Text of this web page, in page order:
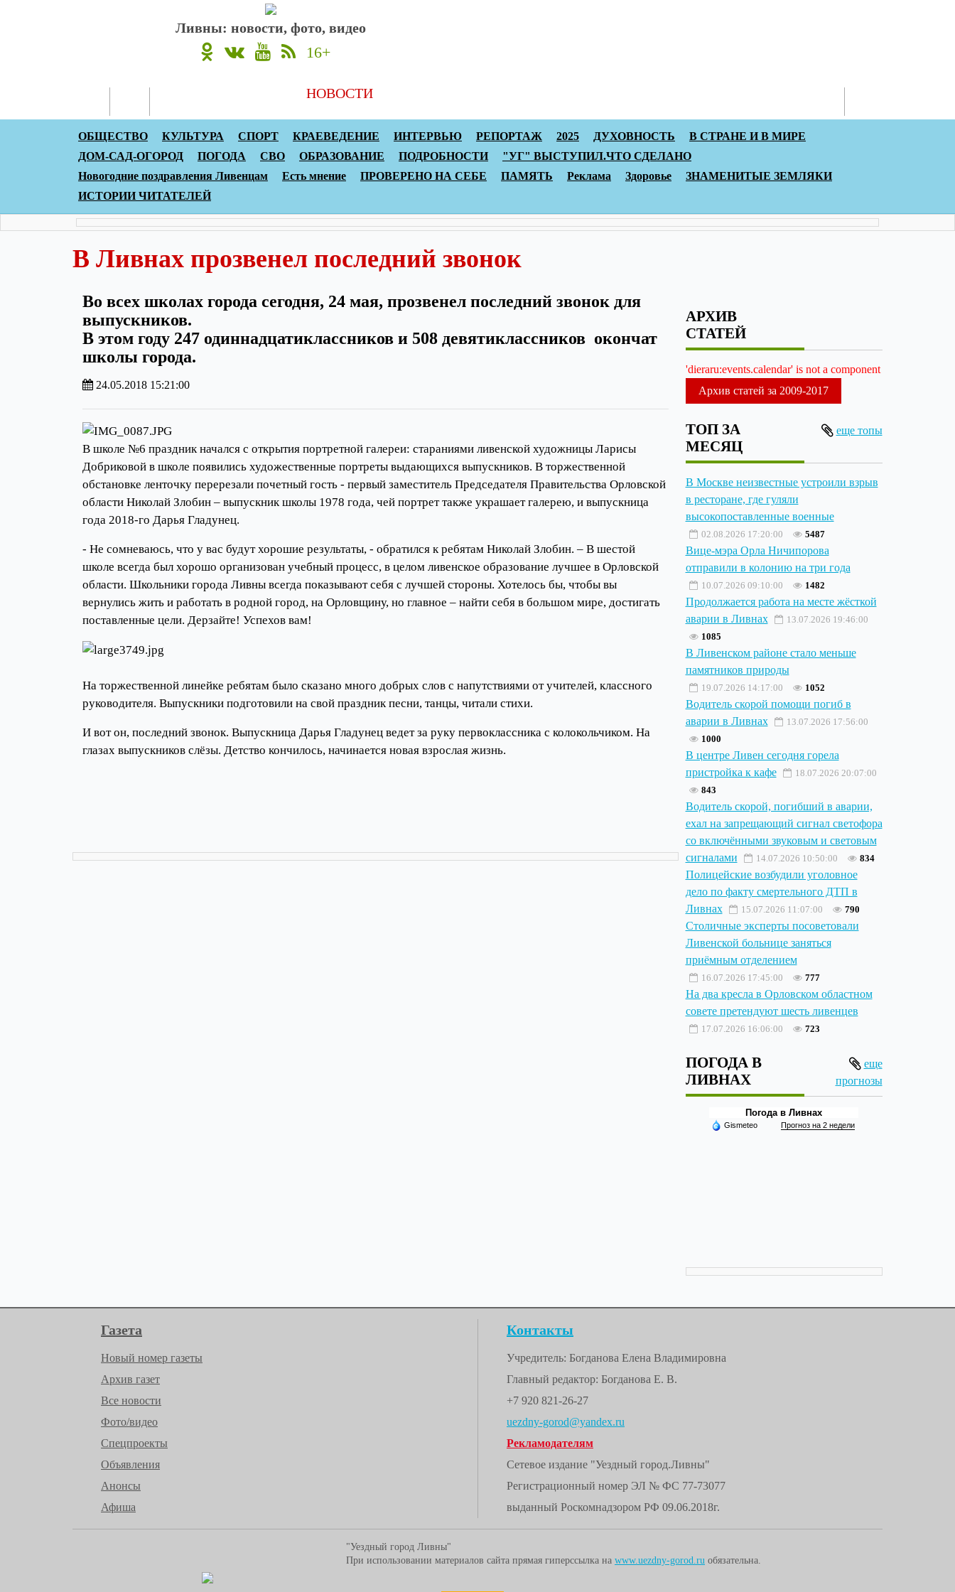
Ливны: новости, фото, видео
16+
НОВОСТИ
ОБЩЕСТВО КУЛЬТУРА СПОРТ КРАЕВЕДЕНИЕ ИНТЕРВЬЮ РЕПОРТАЖ 2025 ДУХОВНОСТЬ
В СТРАНЕ И В МИРЕ
ДОМ-САД-ОГОРОД
ПОГОДА СВО ОБРАЗОВАНИЕ ПОДРОБНОСТИ
"УГ" ВЫСТУПИЛ.ЧТО СДЕЛАНО
Новогодние поздравления Ливенцам
Есть мнение ПРОВЕРЕНО НА СЕБЕ ПАМЯТЬ Реклама Здоровье
ЗНАМЕНИТЫЕ ЗЕМЛЯКИ
ИСТОРИИ ЧИТАТЕЛЕЙ
В Ливнах прозвенел последний звонок
Во всех школах города сегодня, 24 мая, прозвенел последний звонок для
выпускников.
В этом году 247 одиннадцатиклассников и 508 девятиклассников окончат
школы города.
24.05.2018 15:21:00
В школе №6 праздник начался с открытия портретной галереи: стараниями ливенской художницы Ларисы
Добриковой в школе появились художественные портреты выдающихся выпускников. В торжественной
обстановке ленточку перерезали почетный гость - первый заместитель Председателя Правительства Орловской
области Николай Злобин – выпускник школы 1978 года, чей портрет также украшает галерею, и выпускница
года 2018-го Дарья Гладунец.
- Не сомневаюсь, что у вас будут хорошие результаты, - обратился к ребятам Николай Злобин. – В шестой
школе всегда был хорошо организован учебный процесс, в целом ливенское образование лучшее в Орловской
области. Школьники города Ливны всегда показывают себя с лучшей стороны. Хотелось бы, чтобы вы
вернулись жить и работать в родной город, на Орловщину, но главное – найти себя в большом мире, достигать
поставленные цели. Дерзайте! Успехов вам!
На торжественной линейке ребятам было сказано много добрых слов с напутствиями от учителей, классного
руководителя. Выпускники подготовили на свой праздник песни, танцы, читали стихи.
И вот он, последний звонок. Выпускница Дарья Гладунец ведет за руку первоклассника с колокольчиком. На
глазах выпускников слёзы. Детство кончилось, начинается новая взрослая жизнь.
АРХИВ
СТАТЕЙ
'dieraru:events.calendar' is not a component
Архив статей за 2009-2017
ТОП ЗА
МЕСЯЦ
еще топы
В Москве неизвестные устроили взрыв
в ресторане, где гуляли
высокопоставленные военные
02.08.2026 17:20:00 5487
Вице-мэра Орла Ничипорова
отправили в колонию на три года
10.07.2026 09:10:00 1482
Продолжается работа на месте жёсткой
аварии в Ливнах
13.07.2026 19:46:00
1085
В Ливенском районе стало меньше
памятников природы
19.07.2026 14:17:00 1052
Водитель скорой помощи погиб в
аварии в Ливнах
13.07.2026 17:56:00
1000
В центре Ливен сегодня горела
пристройка к кафе
18.07.2026 20:07:00
843
Водитель скорой, погибший в аварии,
ехал на запрещающий сигнал светофора
со включёнными звуковым и световым
сигналами
14.07.2026 10:50:00 834
Полицейские возбудили уголовное
дело по факту смертельного ДТП в
Ливнах
15.07.2026 11:07:00 790
Столичные эксперты посоветовали
Ливенской больнице заняться
приёмным отделением
16.07.2026 17:45:00 777
На два кресла в Орловском областном
совете претендуют шесть ливенцев
17.07.2026 16:06:00 723
ПОГОДА В
ЛИВНАХ
еще
прогнозы
Погода в Ливнах
Gismeteo Прогноз на 2 недели
Газета
Новый номер газеты
Архив газет
Все новости
Фото/видео
Спецпроекты
Объявления
Анонсы
Афиша
Контакты
Учредитель: Богданова Елена Владимировна
Главный редактор: Богданова Е. В.
+7 920 821-26-27
uezdny-gorod@yandex.ru
Рекламодателям
Сетевое издание "Уездный город.Ливны"
Регистрационный номер ЭЛ № ФС 77-73077
выданный Роскомнадзором РФ 09.06.2018г.
"Уездный город Ливны"
При использовании материалов сайта прямая гиперссылка на www.uezdny-gorod.ru обязательна.